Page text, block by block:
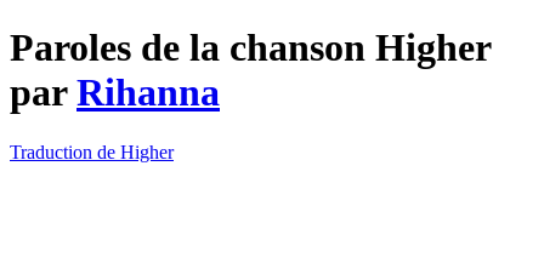
Paroles de la chanson Higher
parRihanna
Traduction de Higher